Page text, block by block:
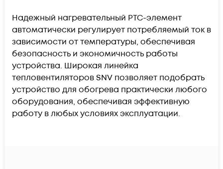
Надежный нагревательный PTC-элемент
автоматически регулирует потребляемый ток в
зависимости от температуры, обеспечивая
безопасность и экономичность работы
устройства. Широкая линейка
тепловентиляторов SNV позволяет подобрать
устройство для обогрева практически любого
оборудования, обеспечивая эффективную
работу в любых условиях эксплуатации.